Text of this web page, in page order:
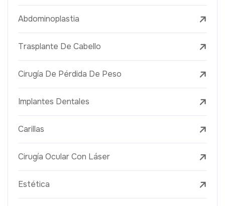
Abdominoplastia
Trasplante De Cabello
Cirugía De Pérdida De Peso
Implantes Dentales
Carillas
Cirugía Ocular Con Láser
Estética